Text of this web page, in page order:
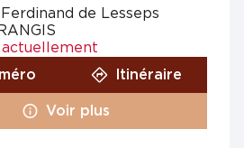
de Lesseps
actuellement
Itinéraire
Voir plus